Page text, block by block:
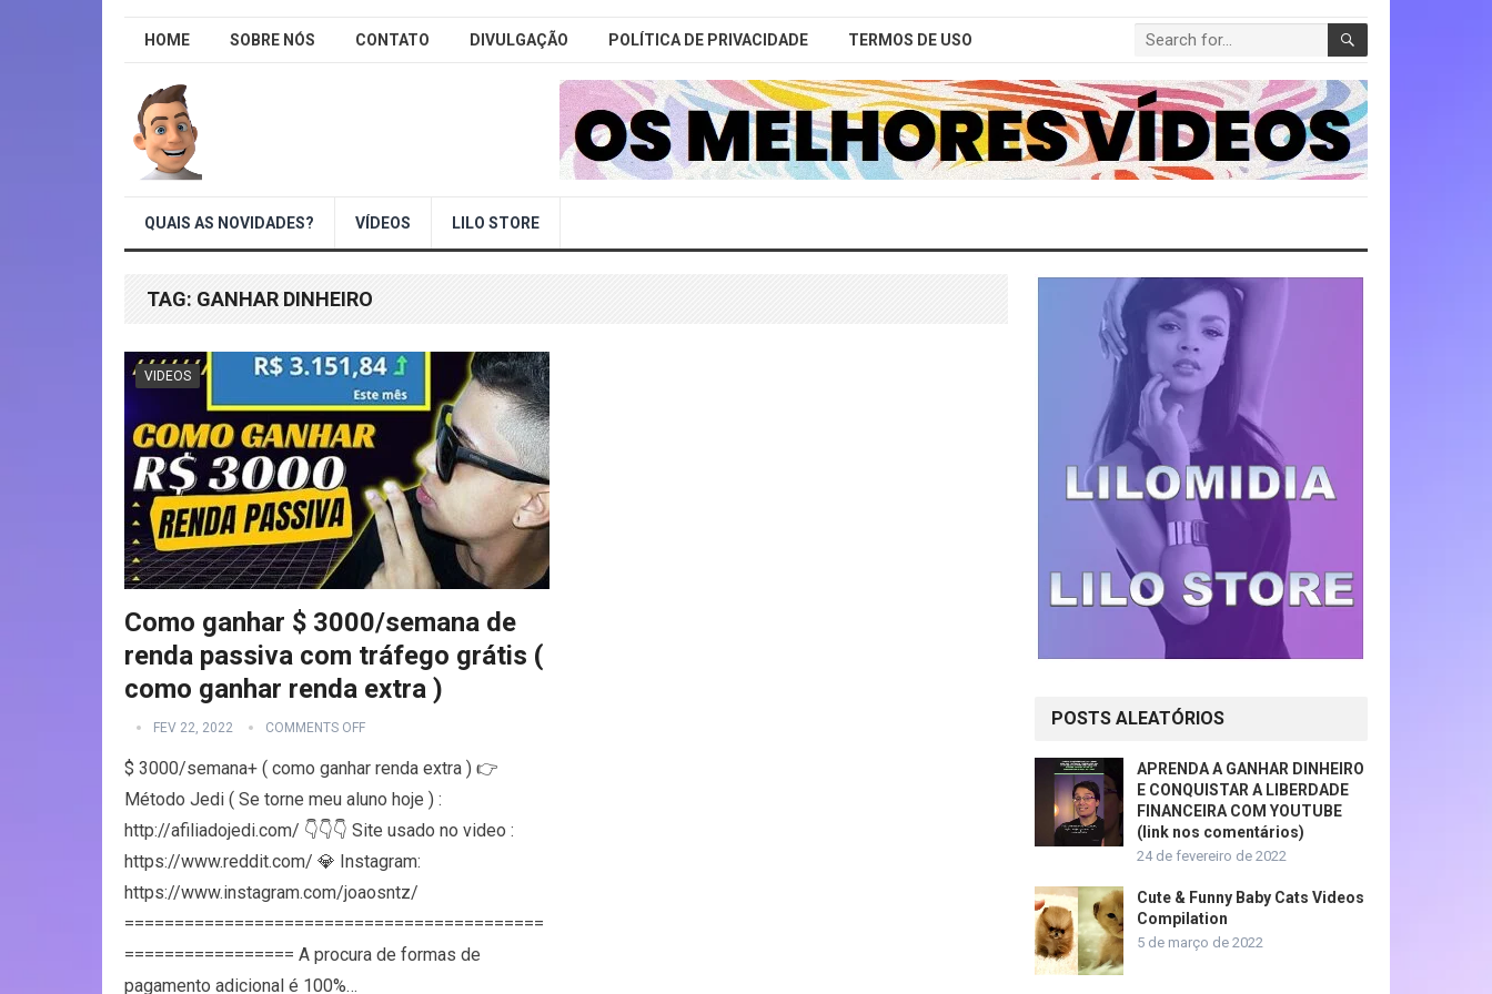
HOME SOBRE NÓS CONTATO DIVULGAÇÃO POLÍTICA DE PRIVACIDADE TERMOS DE USO
QUAIS AS NOVIDADES? VÍDEOS LILO STORE
TAG: GANHAR DINHEIRO
VIDEOS
Como ganhar $ 3000/semana de
renda passiva com tráfego grátis (
como ganhar renda extra )
FEV 22, 2022 COMMENTS OFF
$ 3000/semana+ ( como ganhar renda extra ) 👉
Método Jedi ( Se torne meu aluno hoje ) :
http://afiliadojedi.com/ 👇👇👇 Site usado no video :
https://www.reddit.com/ 💎 Instagram:
https://www.instagram.com/joaosntz/
==========================================
================= A procura de formas de
pagamento adicional é 100%…
POSTS ALEATÓRIOS
APRENDA A GANHAR DINHEIRO
E CONQUISTAR A LIBERDADE
FINANCEIRA COM YOUTUBE
(link nos comentários)
24 de fevereiro de 2022
Cute & Funny Baby Cats Videos
Compilation
5 de março de 2022